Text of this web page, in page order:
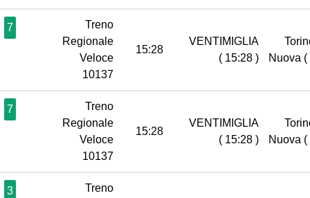
7
Treno
Regionale
Veloce
10137
15:28
VENTIMIGLIA
( 15:28 )
Nuova (
7
Treno
Regionale
Veloce
10137
15:28
VENTIMIGLIA
( 15:28 )
Nuova (
3
Treno